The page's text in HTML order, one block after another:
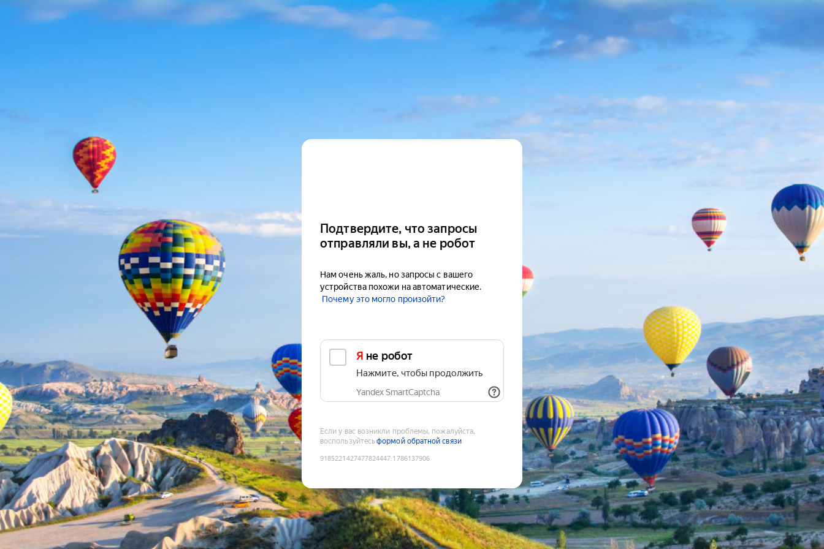
Подтвердите, что запросы
отправляли вы, а не робот
Нам очень жаль, но запросы с вашего
устройства похожи на автоматические.
Почему это могло произойти?
Я не робот
Нажмите, чтобы продолжить
Yandex SmartCaptcha
Если у вас возникли проблемы, пожалуйста,
воспользуйтесьформой обратной связи
9185221427477824447:1786137906